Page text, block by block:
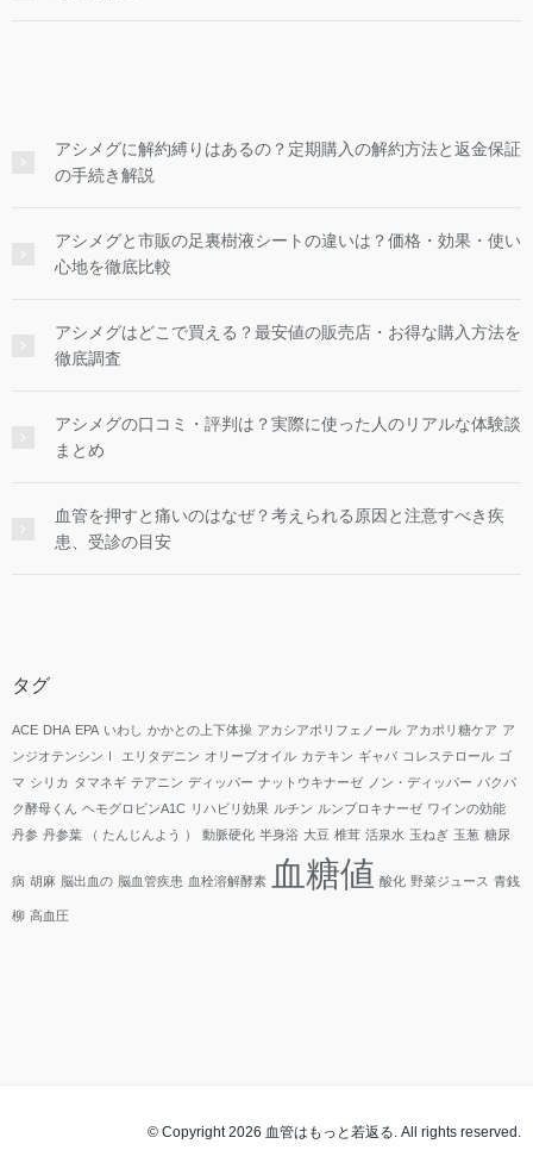
アシメグに解約縛りはあるの？定期購入の解約方法と返金保証
の手続き解説
アシメグと市販の足裏樹液シートの違いは？価格・効果・使い
心地を徹底比較
アシメグはどこで買える？最安値の販売店・お得な購入方法を
徹底調査
アシメグの口コミ・評判は？実際に使った人のリアルな体験談
まとめ
血管を押すと痛いのはなぜ？考えられる原因と注意すべき疾
患、受診の目安
タグ
ACE DHA EPA いわし かかとの上下体操 アカシアポリフェノール アカポリ糖ケア ア
ンジオテンシンⅠ
エリタデニン オリーブオイル カテキン ギャバ コレステロール ゴ
マ シリカ タマネギ テアニン ディッパー ナットウキナーゼ ノン・ディッパー パクパ
ク酵母くん ヘモグロビンA1C リハビリ効果 ルチン ルンブロキナーゼ ワインの効能
丹参 丹参葉 （ たんじんよう ） 動脈硬化 半身浴 大豆 椎茸 活泉水 玉ねぎ 玉葱 糖尿
病 胡麻 脳出血の 脳血管疾患 血栓溶解酵素 血糖値 酸化 野菜ジュース 青銭
柳 高血圧
© Copyright 2026 血管はもっと若返る. All rights reserved.